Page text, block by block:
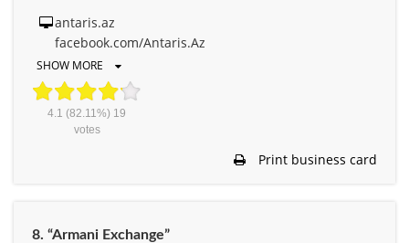
antaris.az
facebook.com/Antaris.Az
SHOW MORE
4.1 (82.11%) 19
votes
Print business card
8. “Armani Exchange”